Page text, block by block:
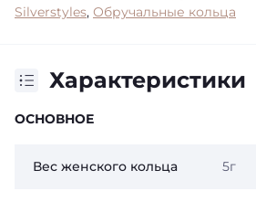
Silverstyles, Обручальные кольца
Характеристики
ОСНОВНОЕ
Вес женского кольца 5г